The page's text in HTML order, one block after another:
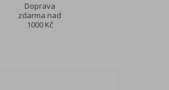
Doprava
zdarma nad
1000 Kč